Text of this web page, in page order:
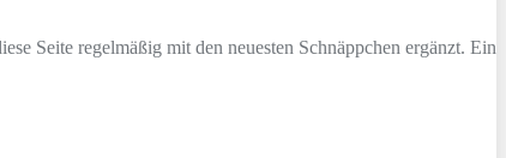
Seite regelmäßig mit den neuesten Schnäppchen ergänzt. Ein